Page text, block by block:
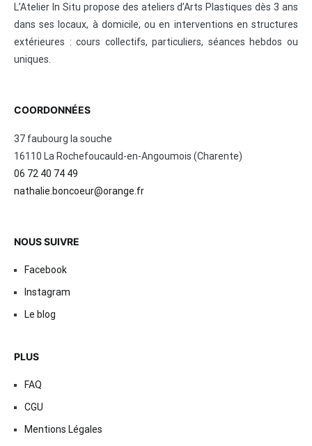
L’Atelier In Situ propose des ateliers d’Arts Plastiques dès 3 ans
dans ses locaux, à domicile, ou en interventions en structures
extérieures : cours collectifs, particuliers, séances hebdos ou
uniques.
COORDONNÉES
37 faubourg la souche
16110 La Rochefoucauld-en-Angoumois (Charente)
06 72 40 74 49
nathalie.boncoeur@orange.fr
NOUS SUIVRE
Facebook
Instagram
Le blog
PLUS
FAQ
CGU
Mentions Légales